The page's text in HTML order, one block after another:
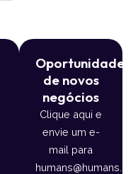
Oportunidade
de novos
negócios
Clique aqui e
envie um e-
mail para